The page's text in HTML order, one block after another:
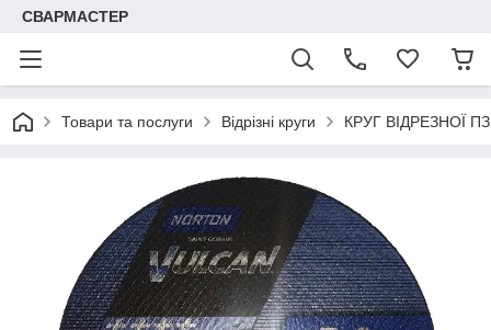
СВАРМАСТЕР
Товари та послуги Відрізні круги КРУГ ВІДРЕЗНОЇ